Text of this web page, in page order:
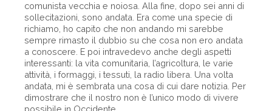
comunista vecchia e noiosa. Alla fine, dopo sei anni di
sollecitazioni, sono andata. Era come una specie di
richiamo, ho capito che non andando mi sarebbe
sempre rimasto il dubbio su che cosa non ero andata
a conoscere. E poi intravedevo anche degli aspetti
interessanti: la vita comunitaria, l’agricoltura, le varie
attività, i formaggi, i tessuti, la radio libera. Una volta
andata, mi è sembrata una cosa di cui dare notizia. Per
dimostrare che il nostro non è l’unico modo di vivere
possibile in Occidente.